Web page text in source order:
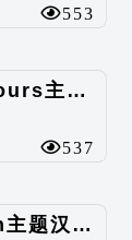
553
BuddyPress Colours主题汉化包
537
Undistracted Zen主题汉化包